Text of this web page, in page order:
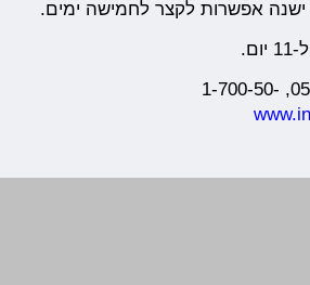
054-4458802, 1-700-50-